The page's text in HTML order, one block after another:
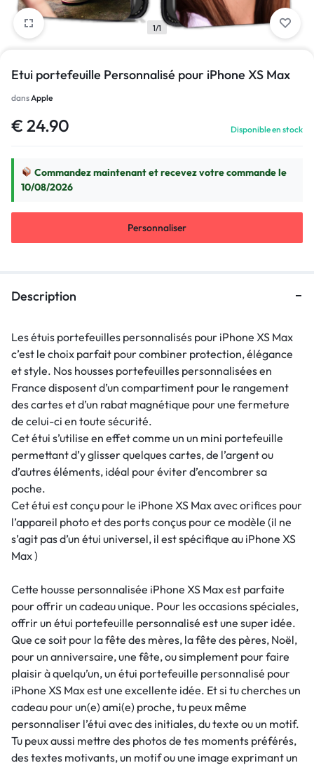
1/1
Etui portefeuille Personnalisé pour iPhone XS Max
dansApple
€ 24.90 Disponible en stock
Commandez maintenant et recevez votre commande le
10/08/2026
Personnaliser
Description
Les étuis portefeuilles personnalisés pour iPhone XS Max
c’est le choix parfait pour combiner protection, élégance
et style. Nos housses portefeuilles personnalisées en
France disposent d’un compartiment pour le rangement
des cartes et d’un rabat magnétique pour une fermeture
de celui-ci en toute sécurité.
Cet étui s’utilise en effet comme un un mini portefeuille
permettant d’y glisser quelques cartes, de l’argent ou
d’autres éléments, idéal pour éviter d’encombrer sa
poche.
Cet étui est conçu pour le iPhone XS Max avec orifices pour
l’appareil photo et des ports conçus pour ce modèle (il ne
s’agit pas d’un étui universel, il est spécifique au iPhone XS
Max )
Cette housse personnalisée iPhone XS Max est parfaite
pour offrir un cadeau unique. Pour les occasions spéciales,
offrir un étui portefeuille personnalisé est une super idée.
Que ce soit pour la fête des mères, la fête des pères, Noël,
pour un anniversaire, une fête, ou simplement pour faire
plaisir à quelqu’un, un étui portefeuille personnalisé pour
iPhone XS Max est une excellente idée. Et si tu cherches un
cadeau pour un(e) ami(e) proche, tu peux même
personnaliser l’étui avec des initiales, du texte ou un motif.
Tu peux aussi mettre des photos de tes moments préférés,
des textes motivants, un motif ou une image exprimant un